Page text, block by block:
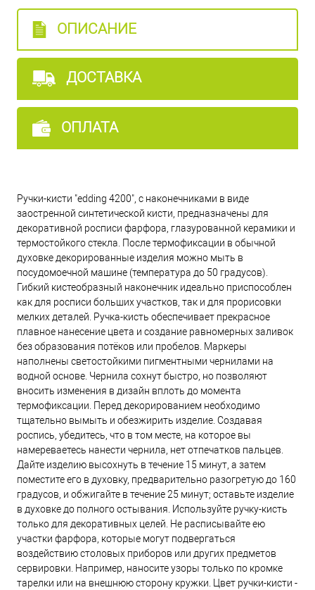
ОПИСАНИЕ
ДОСТАВКА
ОПЛАТА
Ручки-кисти "edding 4200", с наконечниками в виде
заостренной синтетической кисти, предназначены для
декоративной росписи фарфора, глазурованной керамики и
термостойкого стекла. После термофиксации в обычной
духовке декорированные изделия можно мыть в
посудомоечной машине (температура до 50 градусов).
Гибкий кистеобразный наконечник идеально приспособлен
как для росписи больших участков, так и для прорисовки
мелких деталей. Ручка-кисть обеспечивает прекрасное
плавное нанесение цвета и создание равномерных заливок
без образования потёков или пробелов. Маркеры
наполнены светостойкими пигментными чернилами на
водной основе. Чернила сохнут быстро, но позволяют
вносить изменения в дизайн вплоть до момента
термофиксации. Перед декорированием необходимо
тщательно вымыть и обезжирить изделие. Создавая
роспись, убедитесь, что в том месте, на которое вы
намереваетесь нанести чернила, нет отпечатков пальцев.
Дайте изделию высохнуть в течение 15 минут, а затем
поместите его в духовку, предварительно разогретую до 160
градусов, и обжигайте в течение 25 минут; оставьте изделие
в духовке до полного остывания. Используйте ручку-кисть
только для декоративных целей. Не расписывайте ею
участки фарфора, которые могут подвергаться
воздействию столовых приборов или других предметов
сервировки. Например, наносите узоры только по кромке
тарелки или на внешнюю сторону кружки. Цвет ручки-кисти -